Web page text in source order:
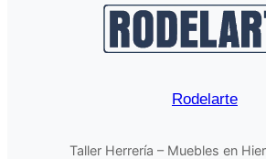
Rodelarte
Taller Herrería – Muebles en